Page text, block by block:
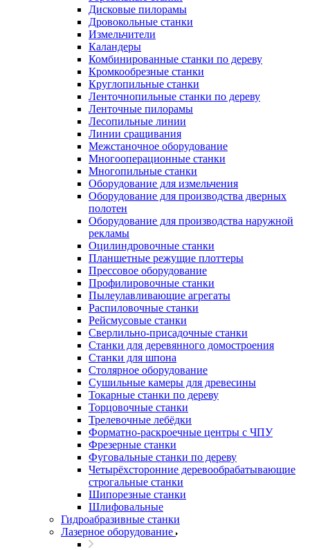
Дисковые пилорамы
Дровокольные станки
Измельчители
Каландеры
Комбинированные станки по дереву
Кромкообрезные станки
Круглопильные станки
Ленточнопильные станки по дереву
Ленточные пилорамы
Лесопильные линии
Линии сращивания
Межстаночное оборудование
Многооперационные станки
Многопильные станки
Оборудование для измельчения
Оборудование для производства дверных
полотен
Оборудование для производства наружной
рекламы
Оцилиндровочные станки
Планшетные режущие плоттеры
Прессовое оборудование
Профилировочные станки
Пылеулавливающие агрегаты
Распиловочные станки
Рейсмусовые станки
Сверлильно-присадочные станки
Станки для деревянного домостроения
Станки для шпона
Столярное оборудование
Сушильные камеры для древесины
Токарные станки по дереву
Торцовочные станки
Трелевочные лебёдки
Форматно-раскроечные центры с ЧПУ
Фрезерные станки
Фуговальные станки по дереву
Четырёхсторонние деревообрабатывающие
строгальные станки
Шипорезные станки
Шлифовальные
Гидроабразивные станки
Лазерное оборудование